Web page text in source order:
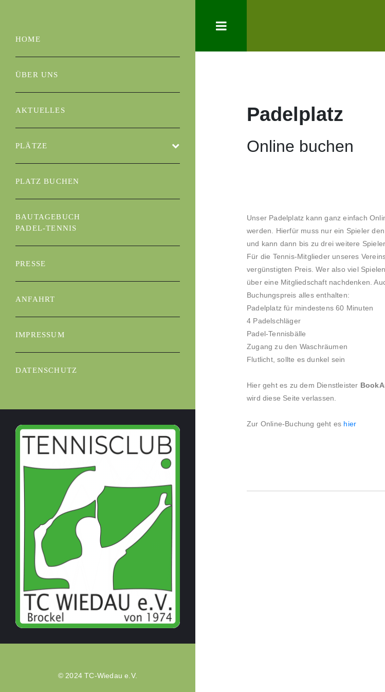
Padelplatz
Online buchen
Unser Padelplatz kann ganz einfach
werden. Hierfür muss nur ein Spieler
und kann dann bis zu drei weitere
Für die Tennis-Mitglieder unseres
vergünstigten Preis. Wer also viel
über eine Mitgliedschaft nachdenken.
Buchungspreis alles enthalten:
Padelplatz für mindestens 60 Minuten
4 Padelschläger
Padel-Tennisbälle
Zugang zu den Waschräumen
Flutlicht, sollte es dunkel sein
Hier geht es zu dem Dienstleister
wird diese Seite verlassen.
Zur Online-Buchung geht es hier
HOME
ÜBER UNS
AKTUELLES
PLÄTZE
PLATZ BUCHEN
BAUTAGEBUCH
PADEL-TENNIS
PRESSE
ANFAHRT
IMPRESSUM
DATENSCHUTZ
© 2024 TC-Wiedau e.V.